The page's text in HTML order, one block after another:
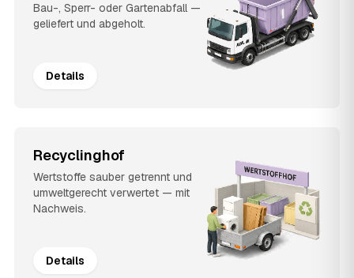
Bau-, Sperr- oder Gartenabfall —
geliefert und abgeholt.
Details
Recyclinghof
Wertstoffe sauber getrennt und
umweltgerecht verwertet — mit
Nachweis.
Details